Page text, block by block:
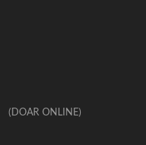
ONLINE)